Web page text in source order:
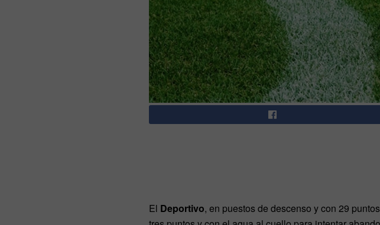
El Deportivo, en puestos de descenso y con 29